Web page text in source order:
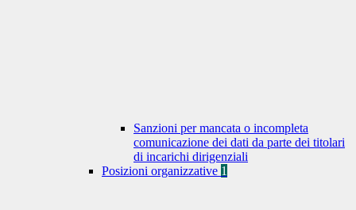
Sanzioni per mancata o incompleta
comunicazione dei dati da parte dei titolari
di incarichi dirigenziali
Posizioni organizzative 1